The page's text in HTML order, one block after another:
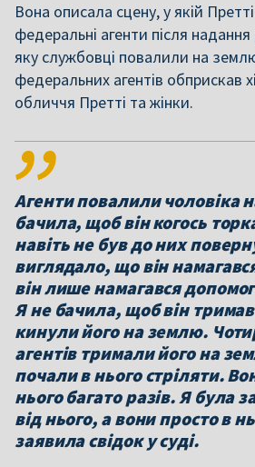
Вона описала сцену, у якій
федеральні агенти після
яку службовці повалили на
федеральних агентів обприскав
обличчя Претті та жінки.
Агенти повалили чоловіка
бачила, щоб він когось
навіть не був до них
виглядало, що він
він лише намагався
Я не бачила, щоб він
кинули його на землю.
агентів тримали його на
почали в нього стріляти.
нього багато разів. Я була
від нього, а вони просто в
заявила свідок у суді.